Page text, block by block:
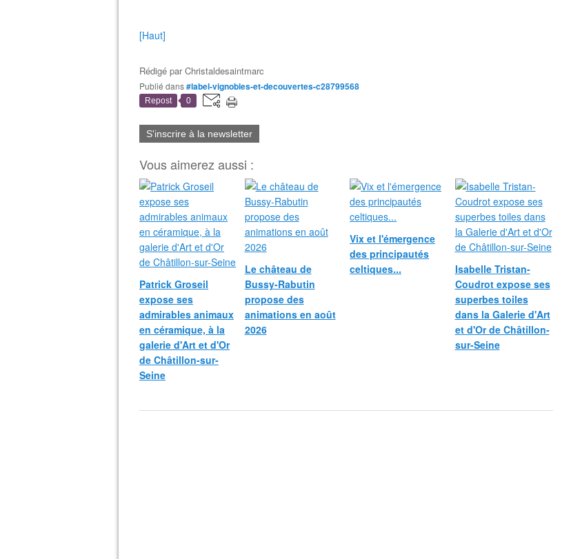
[Haut]
Rédigé parChristaldesaintmarc
Publié dans#label-vignobles-et-decouvertes-c28799568
Repost 0
S'inscrire à la newsletter
Vous aimerez aussi :
Patrick Groseil
expose ses
admirables animaux
en céramique, à la
galerie d'Art et d'Or
de Châtillon-sur-
Seine
Le château de
Bussy-Rabutin
propose des
animations en août
2026
Vix et l'émergence
des principautés
celtiques...
Isabelle Tristan-
Coudrot expose ses
superbes toiles
dans la Galerie d'Art
et d'Or de Châtillon-
sur-Seine